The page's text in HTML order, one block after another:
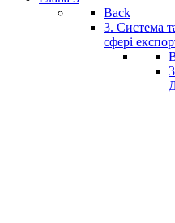
Back
3. Система
сфері